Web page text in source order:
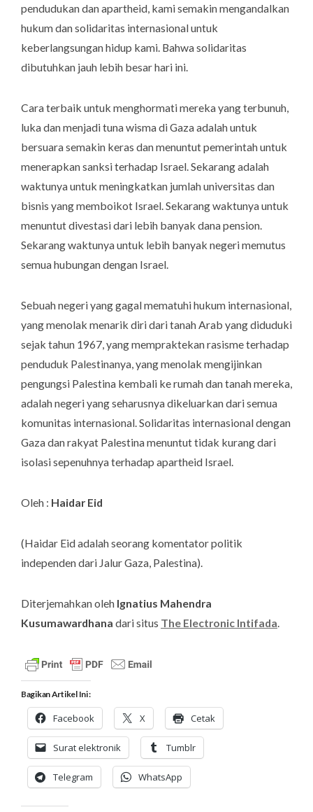
pendudukan dan apartheid, kami semakin mengandalkan
hukum dan solidaritas internasional untuk
keberlangsungan hidup kami. Bahwa solidaritas
dibutuhkan jauh lebih besar hari ini.
Cara terbaik untuk menghormati mereka yang terbunuh,
luka dan menjadi tuna wisma di Gaza adalah untuk
bersuara semakin keras dan menuntut pemerintah untuk
menerapkan sanksi terhadap Israel. Sekarang adalah
waktunya untuk meningkatkan jumlah universitas dan
bisnis yang memboikot Israel. Sekarang waktunya untuk
menuntut divestasi dari lebih banyak dana pension.
Sekarang waktunya untuk lebih banyak negeri memutus
semua hubungan dengan Israel.
Sebuah negeri yang gagal mematuhi hukum internasional,
yang menolak menarik diri dari tanah Arab yang diduduki
sejak tahun 1967, yang mempraktekan rasisme terhadap
penduduk Palestinanya, yang menolak mengijinkan
pengungsi Palestina kembali ke rumah dan tanah mereka,
adalah negeri yang seharusnya dikeluarkan dari semua
komunitas internasional. Solidaritas internasional dengan
Gaza dan rakyat Palestina menuntut tidak kurang dari
isolasi sepenuhnya terhadap apartheid Israel.
Oleh : Haidar Eid
(Haidar Eid adalah seorang komentator politik
independen dari Jalur Gaza, Palestina).
Diterjemahkan oleh Ignatius Mahendra
Kusumawardhana dari situs The Electronic Intifada.
Bagikan Artikel Ini :
Facebook X Cetak
Surat elektronik Tumblr
Telegram WhatsApp